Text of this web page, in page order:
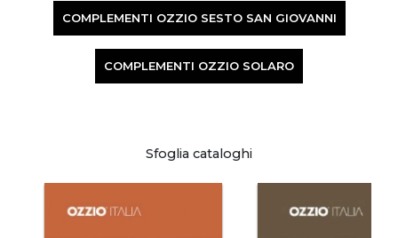
COMPLEMENTI OZZIO SESTO SAN GIOVANNI
COMPLEMENTI OZZIO SOLARO
Sfoglia cataloghi